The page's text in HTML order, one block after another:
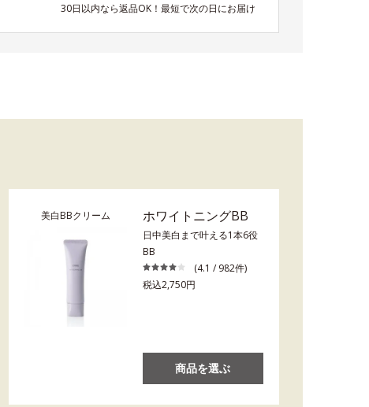
30日以内なら返品OK！最短で次の日にお届け
美白BBクリーム ホワイトニングBB
日中美白まで叶える1本6役
BB
(4.1 / 982件)
税込2,750円
商品を選ぶ